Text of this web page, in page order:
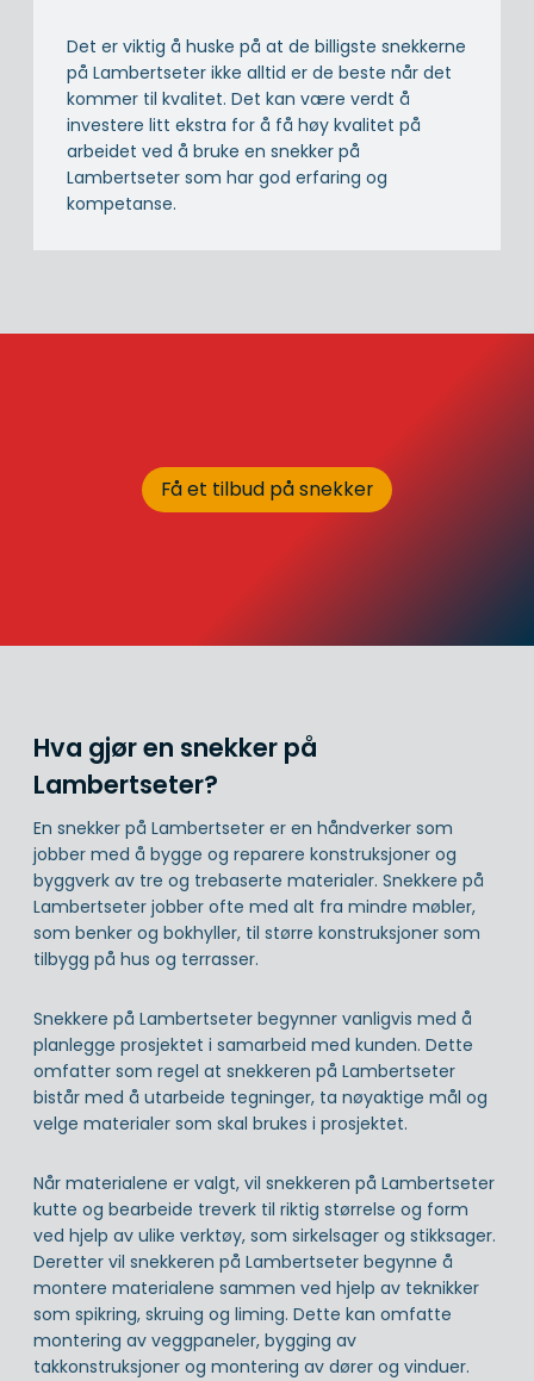
Det er viktig å huske på at de billigste snekkerne
på Lambertseter ikke alltid er de beste når det
kommer til kvalitet. Det kan være verdt å
investere litt ekstra for å få høy kvalitet på
arbeidet ved å bruke en snekker på
Lambertseter som har god erfaring og
kompetanse.
Få et tilbud på snekker
Hva gjør en snekker på
Lambertseter?
En snekker på Lambertseter er en håndverker som
jobber med å bygge og reparere konstruksjoner og
byggverk av tre og trebaserte materialer. Snekkere på
Lambertseter jobber ofte med alt fra mindre møbler,
som benker og bokhyller, til større konstruksjoner som
tilbygg på hus og terrasser.
Snekkere på Lambertseter begynner vanligvis med å
planlegge prosjektet i samarbeid med kunden. Dette
omfatter som regel at snekkeren på Lambertseter
bistår med å utarbeide tegninger, ta nøyaktige mål og
velge materialer som skal brukes i prosjektet.
Når materialene er valgt, vil snekkeren på Lambertseter
kutte og bearbeide treverk til riktig størrelse og form
ved hjelp av ulike verktøy, som sirkelsager og stikksager.
Deretter vil snekkeren på Lambertseter begynne å
montere materialene sammen ved hjelp av teknikker
som spikring, skruing og liming. Dette kan omfatte
montering av veggpaneler, bygging av
takkonstruksjoner og montering av dører og vinduer.